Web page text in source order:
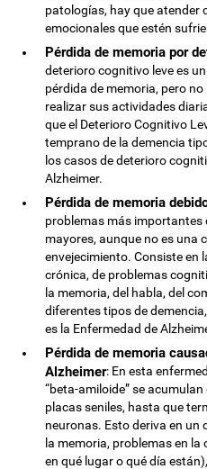
patologías, hay que atender
emocionales que estén
Pérdida de memoria por
deterioro cognitivo leve es
pérdida de memoria, pero
realizar sus actividades
que el Deterioro Cognitivo
temprano de la demencia
los casos de deterioro
Alzheimer.
Pérdida de memoria
problemas más importantes
mayores, aunque no es una
envejecimiento. Consiste en
crónica, de problemas
la memoria, del habla, del
diferentes tipos de
es la Enfermedad de
Pérdida de memoria
Alzheimer: En esta
“beta-amiloide” se
placas seniles, hasta que
neuronas. Esto deriva en un
la memoria, problemas en
en qué lugar o qué día